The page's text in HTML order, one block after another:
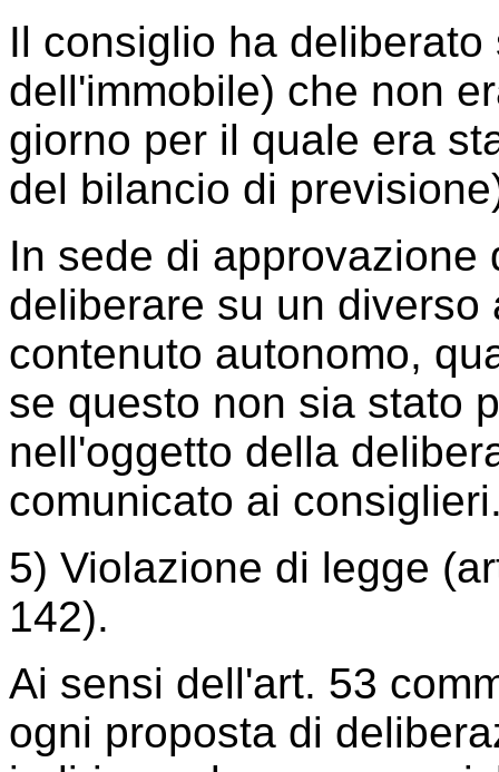
Il consiglio ha
dell'immobile) che non
giorno per il quale era
del bilancio di
In sede di
deliberare su un diverso
contenuto autonomo,
se questo non sia stato
nell'oggetto della
comunicato ai
5) Violazione di legge
142).
Ai sensi dell'art. 53
ogni proposta di